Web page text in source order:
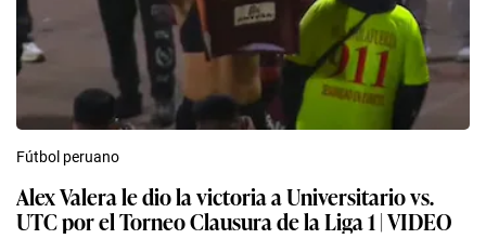
Fútbol peruano
Alex Valera le dio la victoria a Universitario vs.
UTC por el Torneo Clausura de la Liga 1 | VIDEO